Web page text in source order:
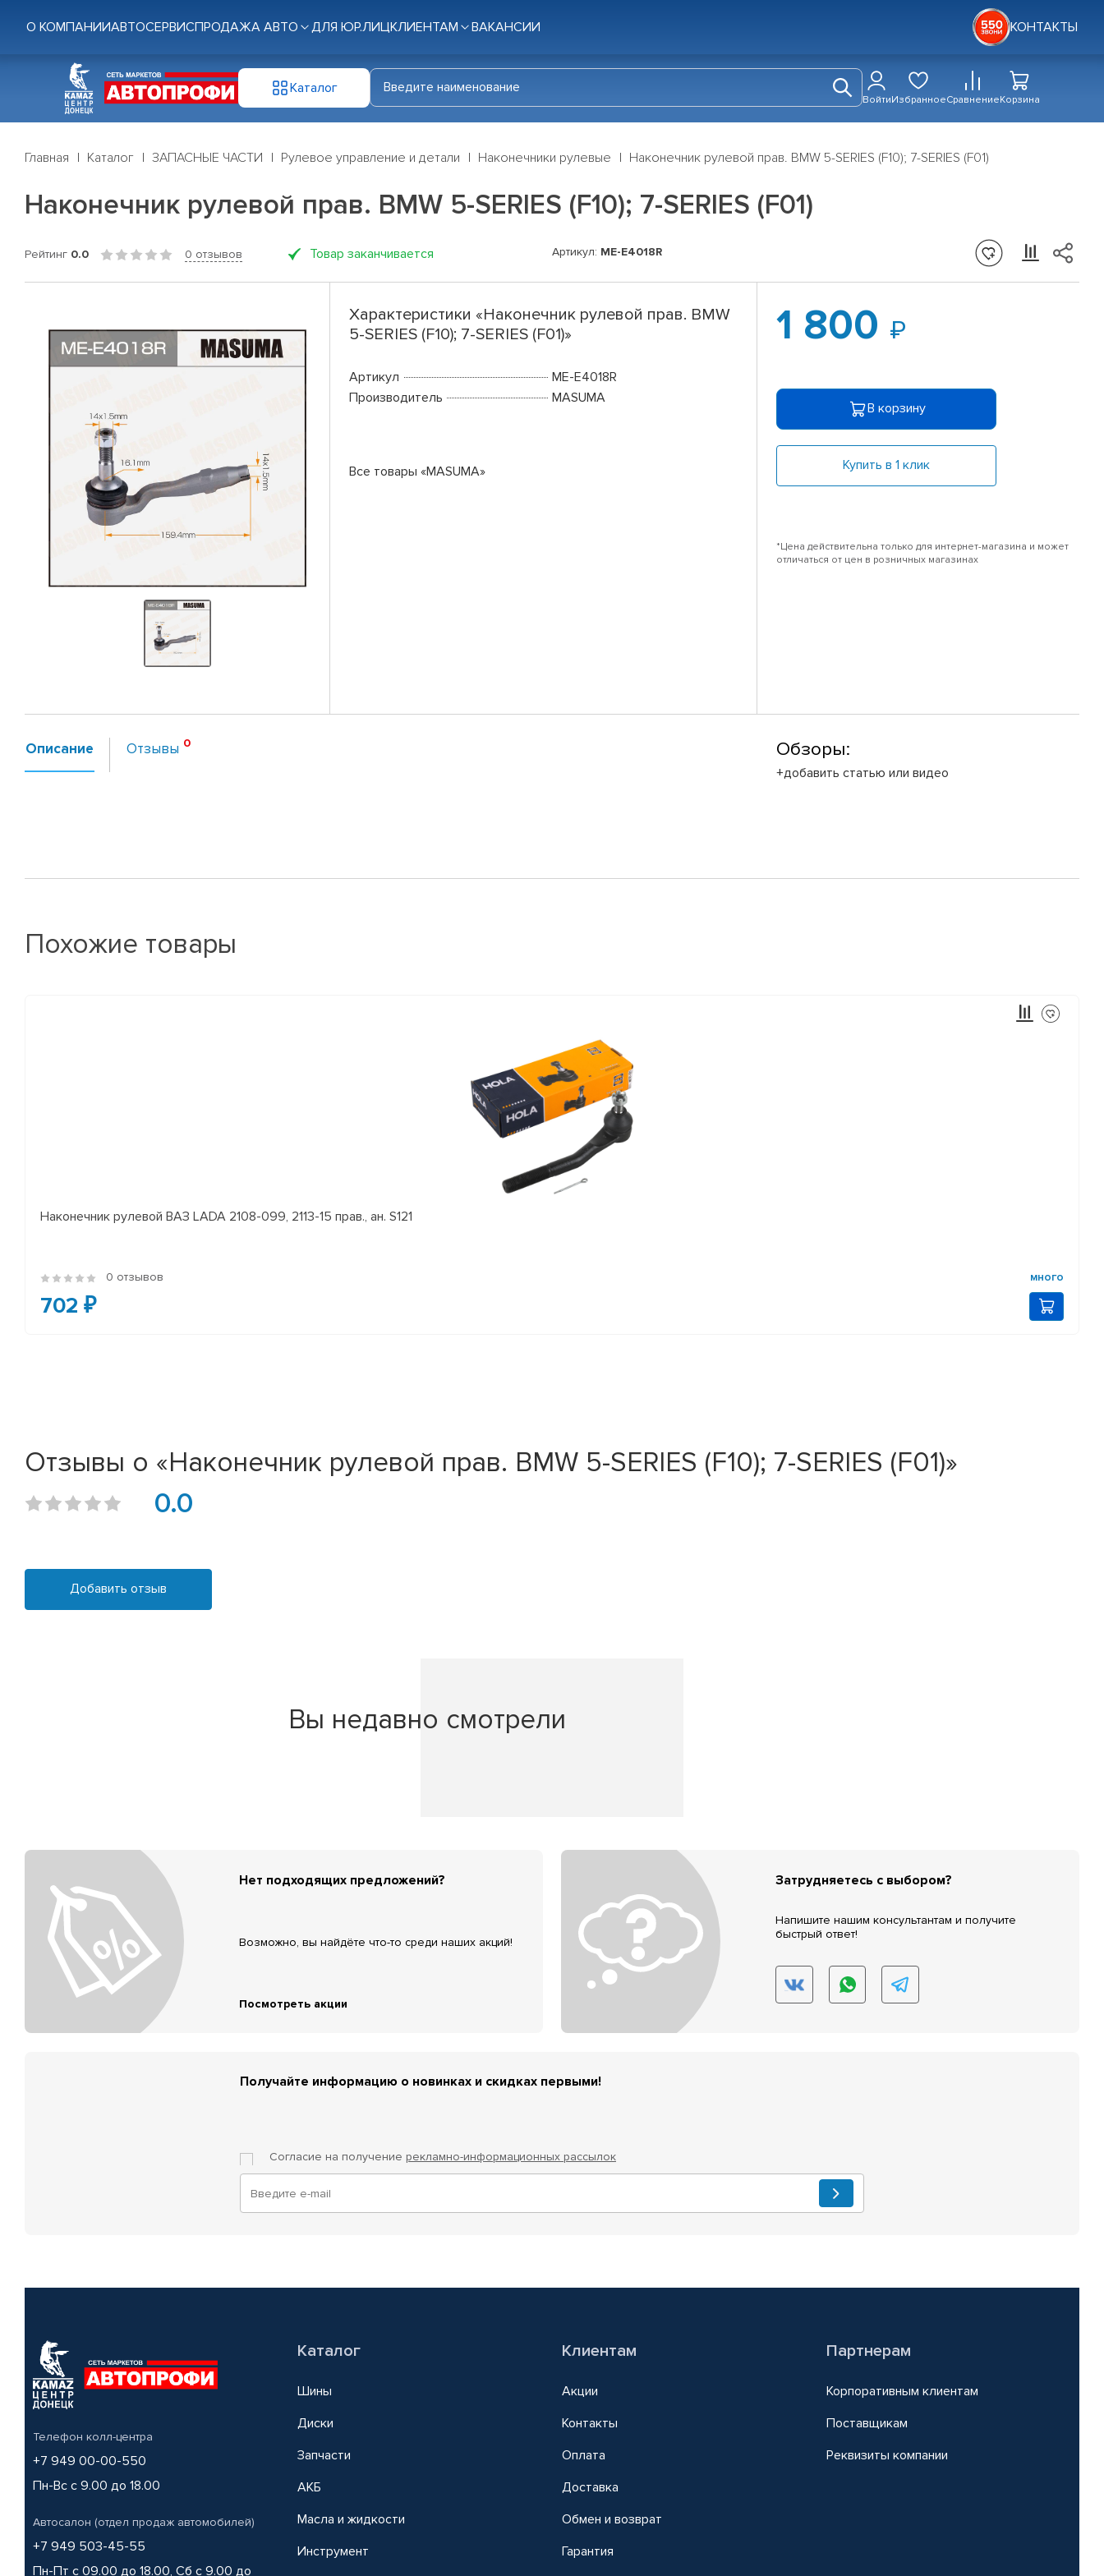
О КОМПАНИИАВТОСЕРВИСПРОДАЖА АВТО ДЛЯ ЮР.ЛИЦКЛИЕНТАМ ВАКАНСИИ КОНТАКТЫ
Каталог
ВойтиИзбранноеСравнениеКорзина
Главная Каталог ЗАПАСНЫЕ ЧАСТИ Рулевое управление и детали Наконечники рулевые Наконечник рулевой прав. BMW 5-SERIES (F10); 7-SERIES (F01)
Наконечник рулевой прав. BMW 5-SERIES (F10); 7-SERIES (F01)
Рейтинг 0.0 0 отзывов Товар заканчивается Артикул: ME-E4018R
Характеристики «Наконечник рулевой прав. BMW
5-SERIES (F10); 7-SERIES (F01)»
Артикул
ME-E4018R
Производитель
MASUMA
Все товары «MASUMA»
1 800
В корзину
Купить в 1 клик
*Цена действительна только для интернет-магазина и может
отличаться от цен в розничных магазинах
Описание Отзывы Обзоры:
+добавить статью или видео
Похожие товары
Наконечник рулевой ВАЗ LADA 2108-099, 2113-15 прав., ан. S121
0 отзывов много
702 ₽
Отзывы о «Наконечник рулевой прав. BMW 5-SERIES (F10); 7-SERIES (F01)»
0.0
Добавить отзыв
Вы недавно смотрели
Нет подходящих предложений?
Возможно, вы найдёте что-то среди наших акций!
Посмотреть акции
Затрудняетесь с выбором?
Напишите нашим консультантам и получите
быстрый ответ!
Получайте информацию о новинках и скидках первыми!
Согласие на получение рекламно-информационных рассылок
Телефон колл-центра
+7 949 00-00-550
Пн-Вс с 9.00 до 18.00
Автосалон (отдел продаж автомобилей)
+7 949 503-45-55
Пн-Пт с 09.00 до 18.00, Сб с 9.00 до
Каталог
Шины
Диски
Запчасти
АКБ
Масла и жидкости
Инструмент
Клиентам
Акции
Контакты
Оплата
Доставка
Обмен и возврат
Гарантия
Партнерам
Корпоративным клиентам
Поставщикам
Реквизиты компании